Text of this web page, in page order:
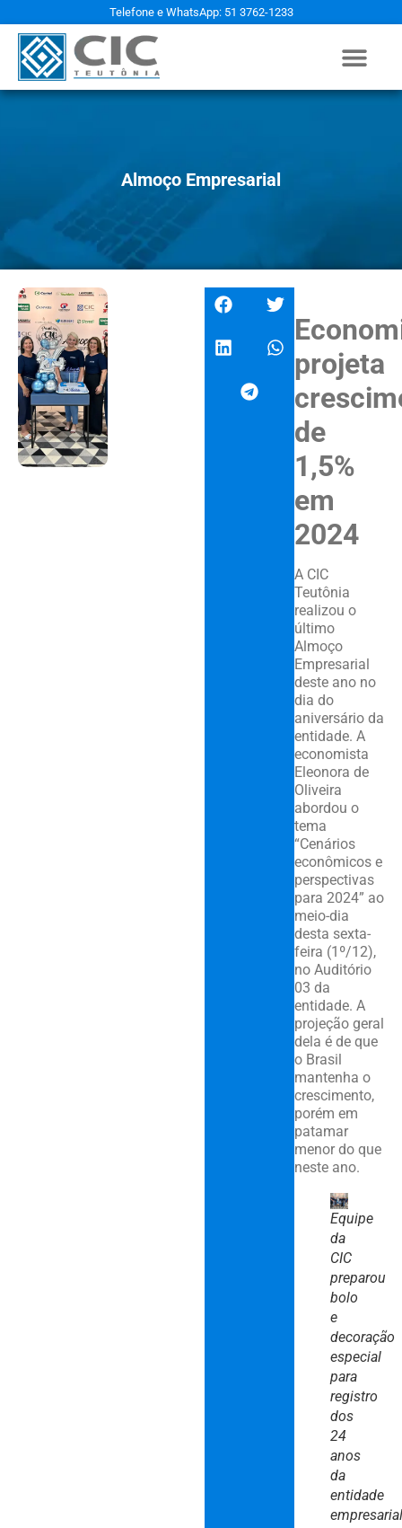
Telefone e WhatsApp: 51 3762-1233
Almoço Empresarial
projeta
de
1,5%
em
2024
A CIC
Teutônia
realizou o
último
Almoço
Empresarial
deste ano no
dia do
aniversário da
entidade. A
economista
Eleonora de
Oliveira
abordou o
tema
“Cenários
econômicos e
perspectivas
para 2024” ao
meio-dia
desta sexta-
feira (1º/12),
no Auditório
03 da
entidade. A
projeção geral
dela é de que
o Brasil
mantenha o
crescimento,
porém em
patamar
menor do que
neste ano.
Equipe
da
CIC
preparou
bolo
e
decoração
especial
para
registro
dos
24
anos
da
entidade
empresarial